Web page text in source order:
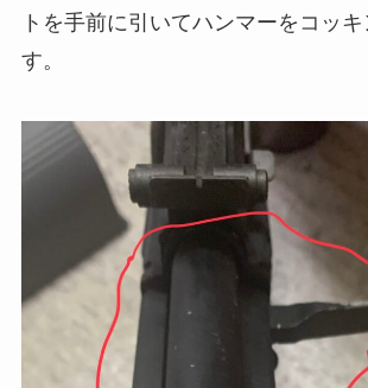
トを手前に引いてハンマーをコッキ
す。